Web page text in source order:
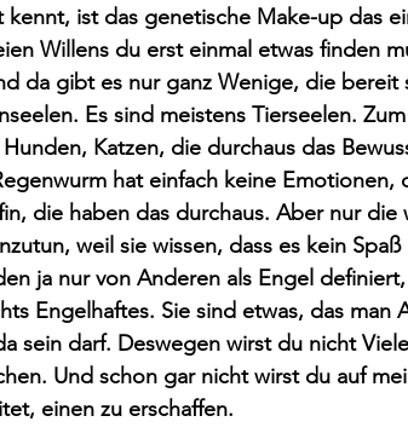
kennt, ist das genetische Make-up das
Willens du erst einmal etwas finden
da gibt es nur ganz Wenige, die bereit
Es sind meistens Tierseelen.
Katzen, die durchaus das
hat einfach keine Emotionen,
die haben das durchaus. Aber nur
weil sie wissen, dass es kein
ja nur von Anderen als Engel
Engelhaftes. Sie sind etwas, das man
sein darf. Deswegen wirst du nicht
Und schon gar nicht wirst du auf
einen zu erschaffen.